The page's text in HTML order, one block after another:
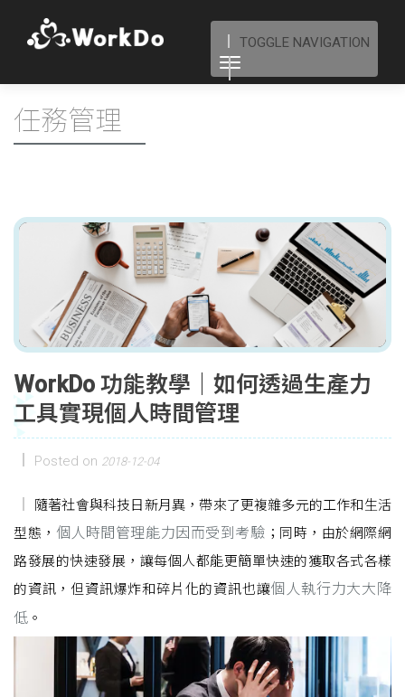
TOGGLE NAVIGATION
任務管理
WorkDo 功能教學｜如何透過生產力
工具實現個人時間管理
Posted on 2018-12-04
隨著社會與科技日新月異，帶來了更複雜多元的工作和生活
型態， 個人時間管理能力因而受到考驗 ；同時，由於網際網
路發展的快速發展，讓每個人都能更簡單快速的獲取各式各樣
的資訊，但資訊爆炸和碎片化的資訊也讓個人執行力大大降
低 。